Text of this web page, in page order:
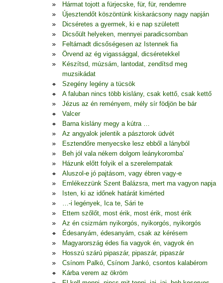
Hármat tojott a fürjecske, für, für, rendemre
Újesztendőt köszöntünk kiskarácsony nagy napján
Dicséretes a gyermek, ki e nap született
Dicsőült helyeken, mennyei paradicsomban
Feltámadt dicsőségesen az Istennek fia
Örvend az ég vigassággal, dicséretekkel
Készítsd, múzsám, lantodat, zendítsd meg
muzsikádat
Szegény legény a tücsök
A faluban nincs több kislány, csak kettő, csak kettő
Jézus az én reményem, mély sír födjön be bár
Valcer
Barna kislány megy a kútra …
Az angyalok jelentik a pásztorok üdvét
Esztendőre menyecske lesz ebből a lányból
Beh jól vala nékem dolgom leánykoromba'
Házunk előtt folyik el a szerelempatak
Aluszol-e jó pajtásom, vagy ébren vagy-e
Emlékezzünk Szent Balázsra, mert ma vagyon napja
Isten, ki az időnek határát kimérted
…-i legények, Ica te, Sári te
Ettem szőlőt, most érik, most érik, most érik
Az én csizmám nyikorgós, nyikorgós, nyikorgós
Édesanyám, édesanyám, csak az kérésem
Magyarország édes fia vagyok én, vagyok én
Hosszú szárú pipaszár, pipaszár, pipaszár
Csínom Palkó, Csínom Jankó, csontos kalabérom
Kárba verem az ökröm